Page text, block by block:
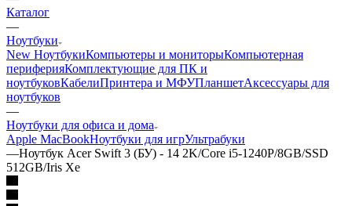
Каталог
—
Ноутбуки
New НоутбукиКомпьютеры и мониторыКомпьютерная
периферияКомплектующие для ПК и
ноутбуковКабелиПринтера и МФУПланшетАксессуары для
ноутбуков
—
Ноутбуки для офиса и дома
Apple MacBookНоутбуки для игрУльтрабуки
—Ноутбук Acer Swift 3 (БУ) - 14 2K/Core i5-1240P/8GB/SSD
512GB/Iris Xe